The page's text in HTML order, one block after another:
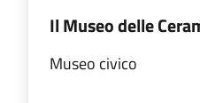
Il Museo delle
Museo civico